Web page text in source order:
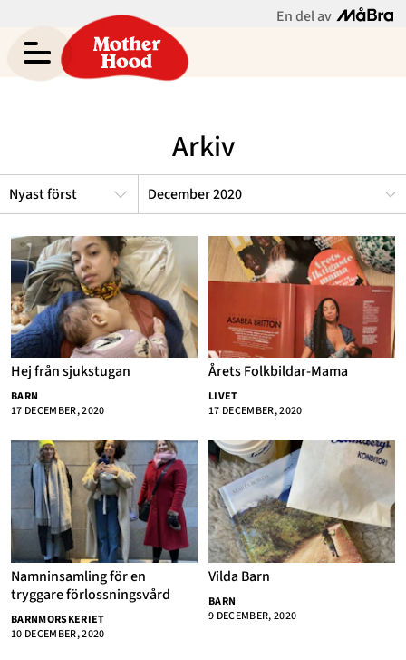
En del av
Skolbarn
Tonåringar
Mammaliv
Bloggar
Om Oss
Nyhetsbrev
Annonsera
Om Cookies
Kontakta Oss
Hantera Preferenser
Asabea Brittons blogg
Hem
Om Asabea
Kategorier
Kontakt
Arkiv
December 2020
Hej från sjukstugan
BARN
17 DECEMBER, 2020
Årets Folkbildar-Mama
LIVET
17 DECEMBER, 2020
Namninsamling för en
tryggare förlossningsvård
BARNMORSKERIET
10 DECEMBER, 2020
Vilda Barn
BARN
9 DECEMBER, 2020